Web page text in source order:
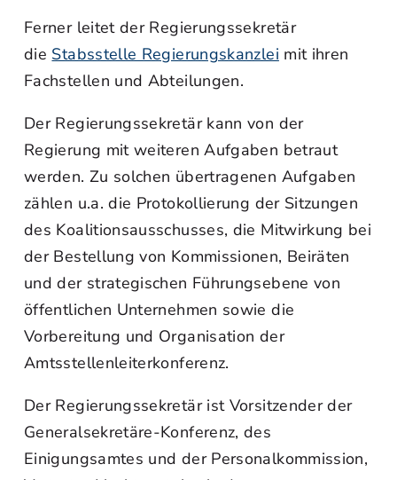
Ferner leitet der Regierungssekretär
die Stabsstelle Regierungskanzlei mit ihren
Fachstellen und Abteilungen.
Der Regierungssekretär kann von der
Regierung mit weiteren Aufgaben betraut
werden. Zu solchen übertragenen Aufgaben
zählen u.a. die Protokollierung der Sitzungen
des Koalitionsausschusses, die Mitwirkung bei
der Bestellung von Kommissionen, Beiräten
und der strategischen Führungsebene von
öffentlichen Unternehmen sowie die
Vorbereitung und Organisation der
Amtsstellenleiterkonferenz.
Der Regierungssekretär ist Vorsitzender der
Generalsekretäre-Konferenz, des
Einigungsamtes und der Personalkommission,